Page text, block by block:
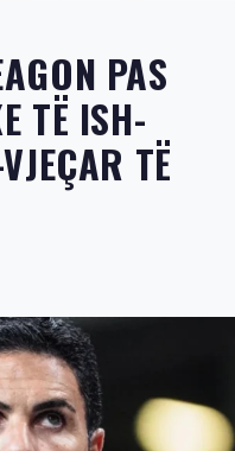
PAS
TË ISH-
TË